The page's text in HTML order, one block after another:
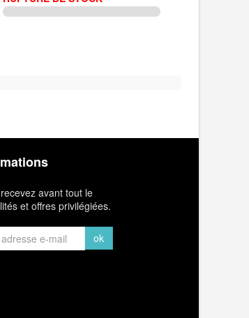
avant tout le
et offres privilégiées.
ok